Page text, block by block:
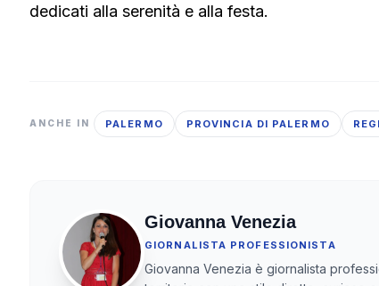
dedicati alla serenità e alla festa.
ANCHE IN PALERMO PROVINCIA DI PALERMO
Giovanna Venezia
GIORNALISTA PROFESSIONISTA
Giovanna Venezia è giornalista